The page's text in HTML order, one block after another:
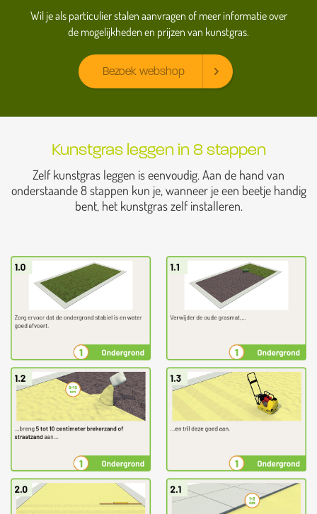
Wil je als particulier stalen aanvragen of meer informatie over
de mogelijkheden en prijzen van kunstgras.
Bezoek webshop
Kunstgras leggen in 8 stappen
Zelf kunstgras leggen is eenvoudig. Aan de hand van
onderstaande 8 stappen kun je, wanneer je een beetje handig
bent, het kunstgras zelf installeren.